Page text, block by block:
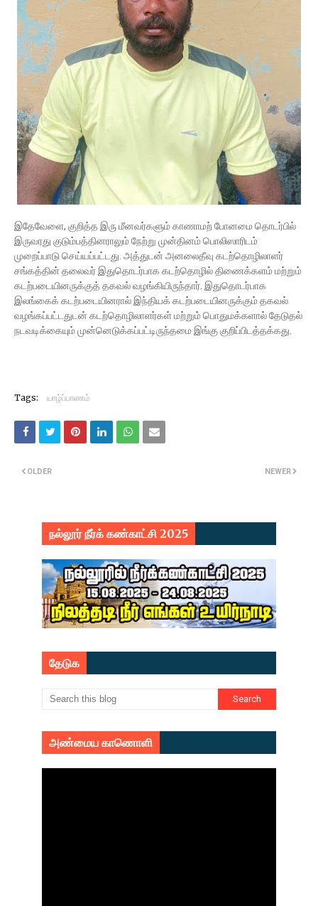
இதேவேளை, குறித்த இரு மீனவர்களும் காணாமற் போனமை தொடர்பில்
இருவரது குடும்பத்தினராலும் நேற்று முன்தினம் பொலிஸாரிடம்
முறைப்பாடு செய்யப்பட்டது. அத்துடன் அனலைதீவு கடற்தொழிலாளர்
சங்கத்தின் தலைவர் இதுதொடர்பாக கடற்தொழில் திணைக்களம் மற்றும்
கடற்படையினருக்குத் தகவல் வழங்கியிருந்தார். இதுதொடர்பாக
இலங்கைக் கடற்படையினரால் இந்தியக் கடற்படையினருக்கும் தகவல்
வழங்கப்பட்டதுடன் கடற்தொழிலாளர்கள் மற்றும் பொதுமக்களால் தேடுதல்
நடவடிக்கையும் முன்னெடுக்கப்பட்டிருந்தமை இங்கு குறிப்பிடத்தக்கது.
Tags: யாழ்ப்பாணம்
NEWER
OLDER
நல்லூர் நீர்க் கண்காட்சி 2025
தேடுக
அண்மைய காணொளி